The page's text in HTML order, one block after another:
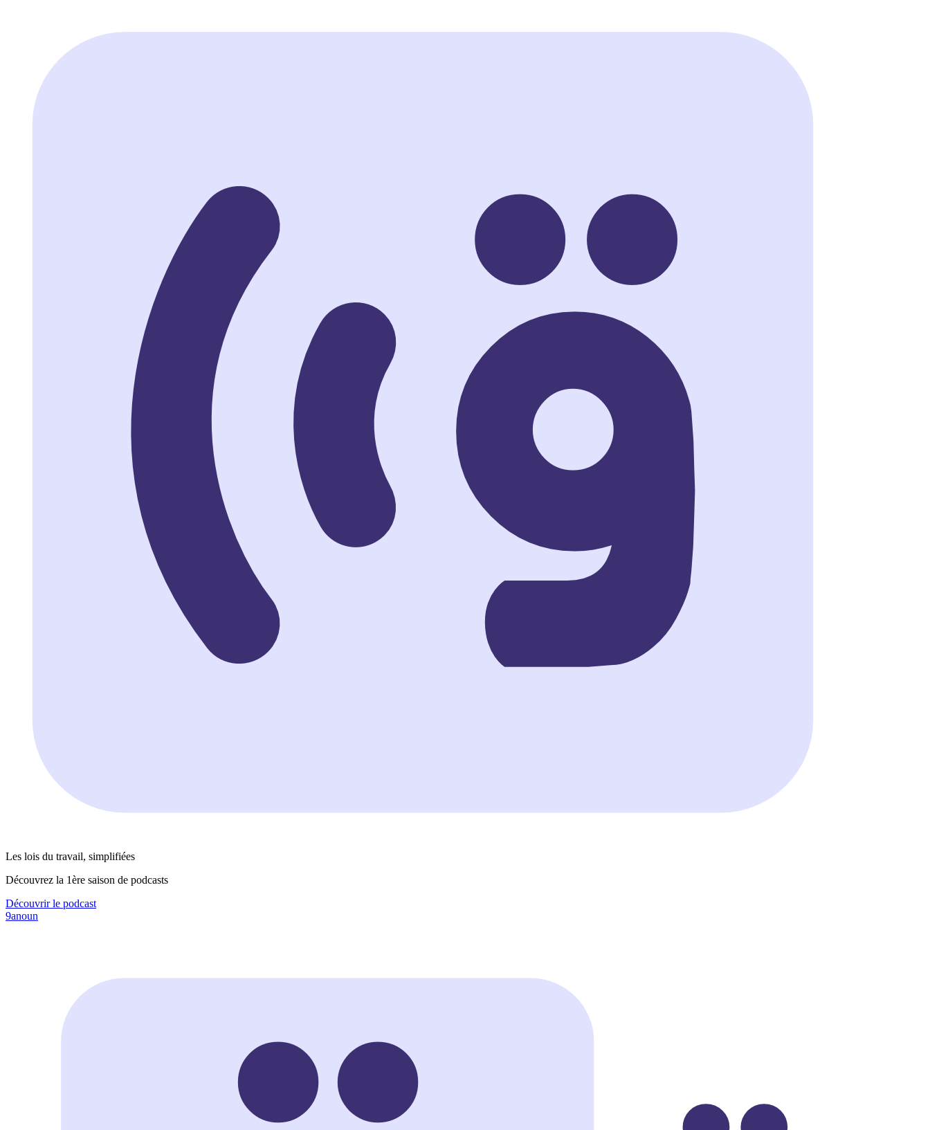
Les lois du travail, simplifiées
Découvrez la 1ère saison de podcasts
Découvrir le podcast
9anoun